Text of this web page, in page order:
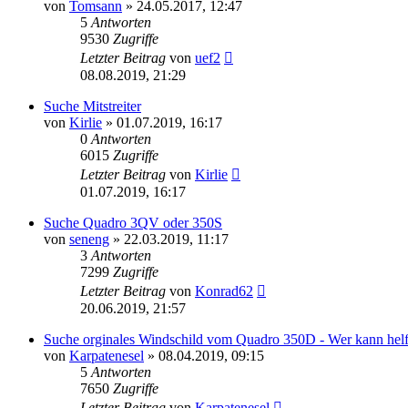
von Tomsann » 24.05.2017, 12:47
5 Antworten
9530 Zugriffe
Letzter Beitrag von uef2
08.08.2019, 21:29
Suche Mitstreiter
von Kirlie » 01.07.2019, 16:17
0 Antworten
6015 Zugriffe
Letzter Beitrag von Kirlie
01.07.2019, 16:17
Suche Quadro 3QV oder 350S
von seneng » 22.03.2019, 11:17
3 Antworten
7299 Zugriffe
Letzter Beitrag von Konrad62
20.06.2019, 21:57
Suche orginales Windschild vom Quadro 350D - Wer kann
von Karpatenesel » 08.04.2019, 09:15
5 Antworten
7650 Zugriffe